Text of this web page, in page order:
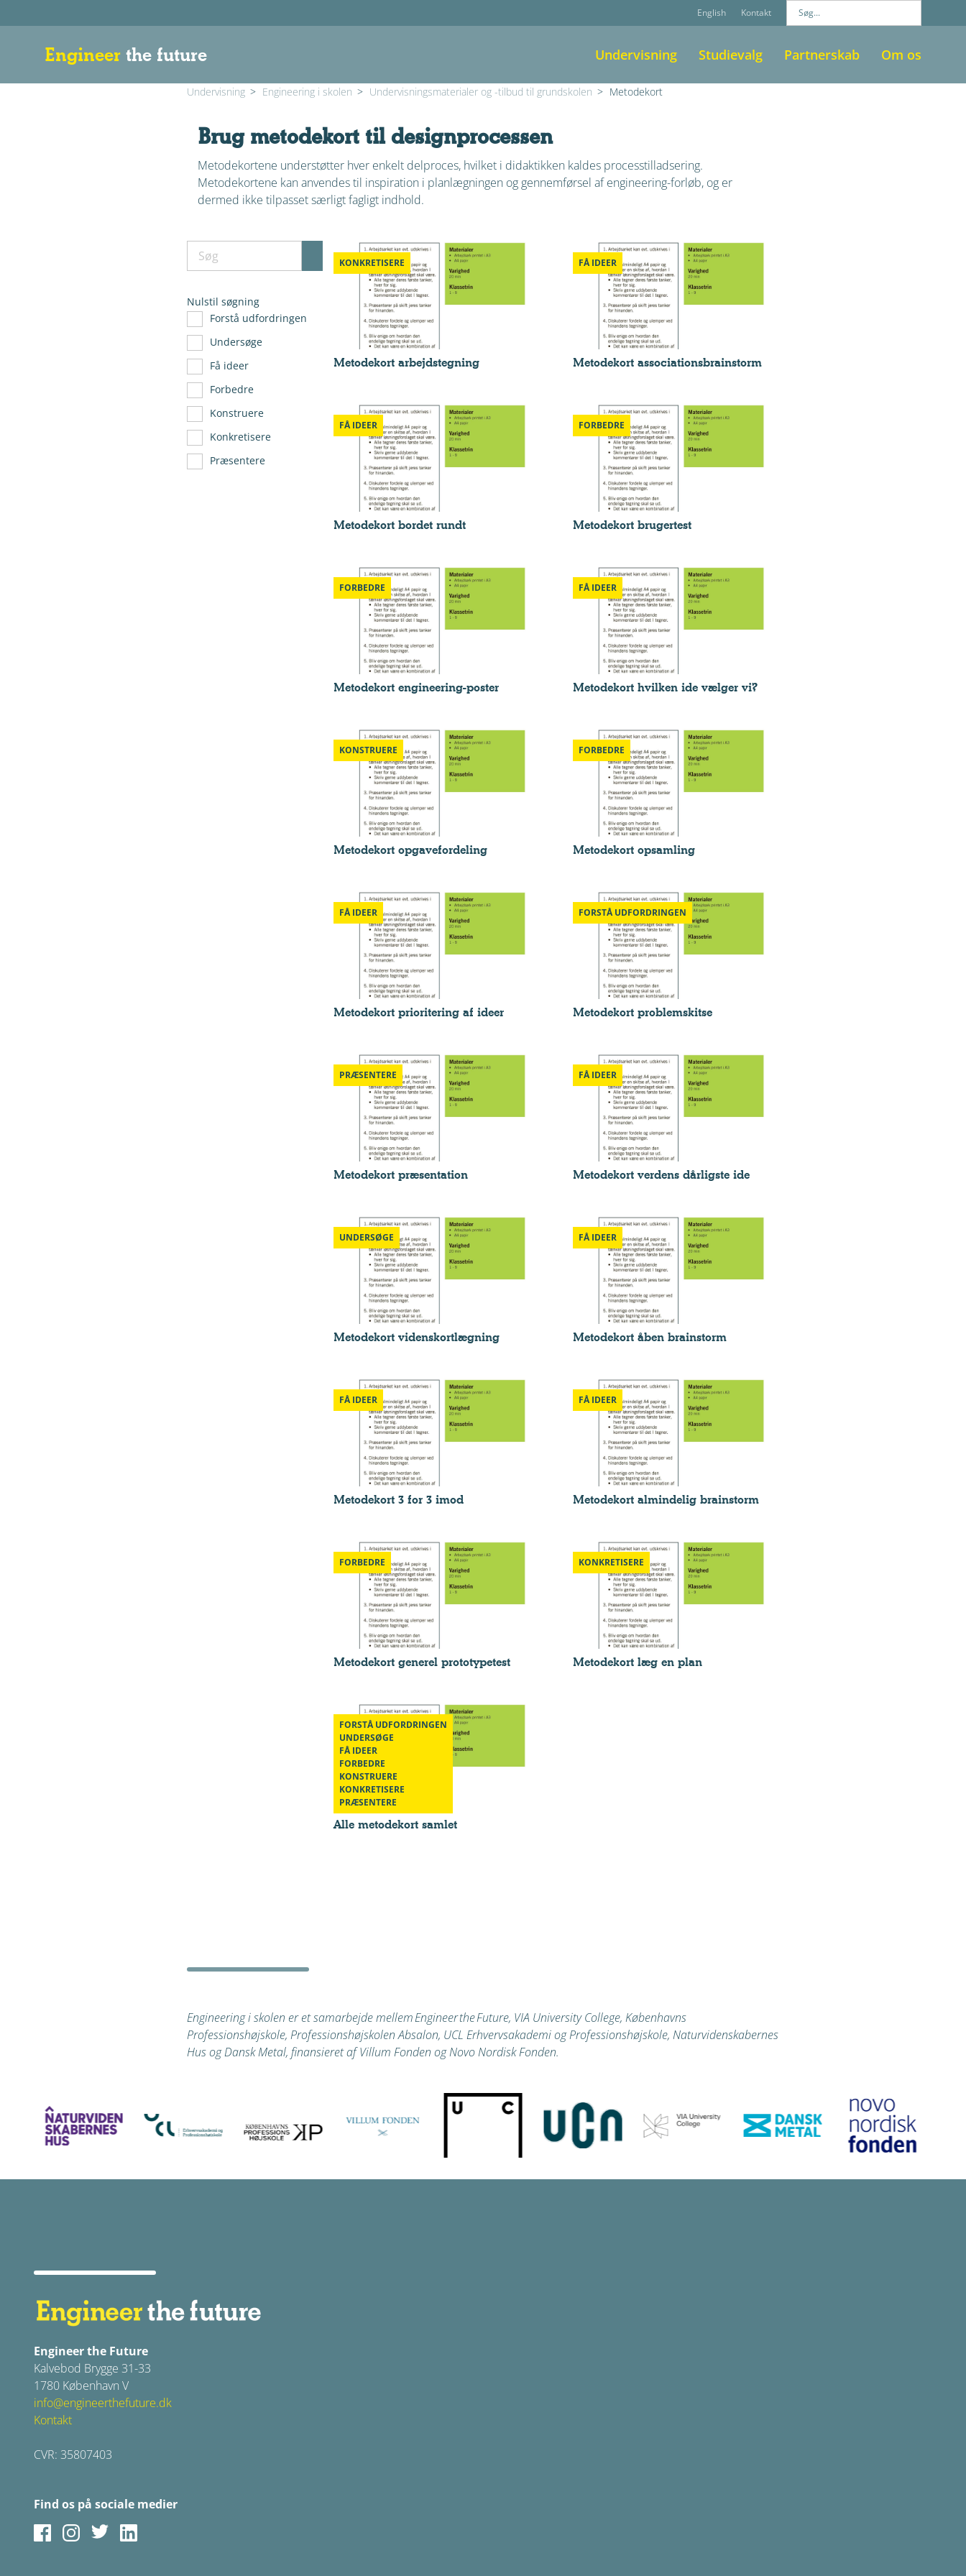
English Kontakt
Engineer the future Undervisning Studievalg Partnerskab Om os
Undervisning > Engineering i skolen > Undervisningsmaterialer og -tilbud til grundskolen > Metodekort
Brug metodekort til designprocessen
Metodekortene understøtter hver enkelt delproces, hvilket i didaktikken kaldes processtilladsering.
Metodekortene kan anvendes til inspiration i planlægningen og gennemførsel af engineering-forløb, og er
dermed ikke tilpasset særligt fagligt indhold.
Nulstil søgning
Forstå udfordringen
Undersøge
Få ideer
Forbedre
Konstruere
Konkretisere
Præsentere
KONKRETISERE
Metodekort arbejdstegning
FÅ IDEER
Metodekort associationsbrainstorm
FÅ IDEER
Metodekort bordet rundt
FORBEDRE
Metodekort brugertest
FORBEDRE
Metodekort engineering-poster
FÅ IDEER
Metodekort hvilken ide vælger vi?
KONSTRUERE
Metodekort opgavefordeling
FORBEDRE
Metodekort opsamling
FÅ IDEER
Metodekort prioritering af ideer
FORSTÅ UDFORDRINGEN
Metodekort problemskitse
PRÆSENTERE
Metodekort præsentation
FÅ IDEER
Metodekort verdens dårligste ide
UNDERSØGE
Metodekort videnskortlægning
FÅ IDEER
Metodekort åben brainstorm
FÅ IDEER
Metodekort 3 for 3 imod
FÅ IDEER
Metodekort almindelig brainstorm
FORBEDRE
Metodekort generel prototypetest
KONKRETISERE
Metodekort læg en plan
FORSTÅ UDFORDRINGEN
UNDERSØGE
FÅ IDEER
FORBEDRE
KONSTRUERE
KONKRETISERE
PRÆSENTERE
Alle metodekort samlet
Engineering i skolen er et samarbejde mellem Engineer the Future, VIA University College, Københavns
Professionshøjskole, Professionshøjskolen Absalon, UCL Erhvervsakademi og Professionshøjskole, Naturvidenskabernes
Husog Dansk Metal, finansieret af Villum Fonden og Novo Nordisk Fonden.
Engineer the Future
Kalvebod Brygge 31-33
1780 København V
info@engineerthefuture.dk
Kontakt
CVR: 35807403
Find os på sociale medier
FacebookInstagram
Twitter